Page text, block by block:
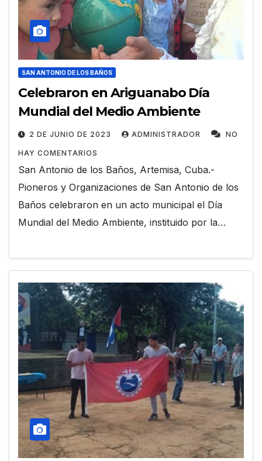
SAN ANTONIO DE LOS BAÑOS
Celebraron en Ariguanabo Día
Mundial del Medio Ambiente
2 DE JUNIO DE 2023 ADMINISTRADOR NO
HAY COMENTARIOS
San Antonio de los Baños, Artemisa, Cuba.-
Pioneros y Organizaciones de San Antonio de los
Baños celebraron en un acto municipal el Día
Mundial del Medio Ambiente, instituido por la…